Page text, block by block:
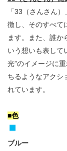
「33（さんさん
徴し、そのすべて
ます。また、誰か
いう想いも表して
光”のイメージに
ちるようなアクシ
れています。
■色
ブルー